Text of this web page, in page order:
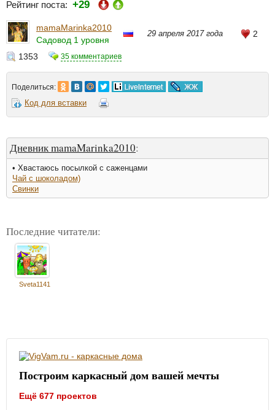
Рейтинг поста: +29
mamaMarinka2010
Садовод 1 уровня
29 апреля 2017 года 2
1353 35 комментариев
Поделиться:
Код для вставки
Дневник mamaMarinka2010:
• Хвастаюсь посылкой с саженцами
Чай с шоколадом)
Свинки
Последние читатели:
Sveta1141
Построим каркасный дом вашей мечты
Ещё 677 проектов